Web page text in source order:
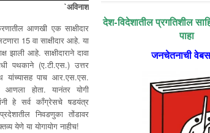
`अविनाश
आणखी एक साक्षीदार
15 वा साक्षीदार आहे. या
झाली आहे. साक्षीदाराने दावा
पथकाने (ए.टी.एस.) उत्तर
यांच्यासह पाच आर.एस.एस.
आणला होता. यानंतर योगी
हे सर्व काँग्रेसचे षडयंत्र
निवडणुका तोंडावर
येणे या योगायोग नाहीच!
देश-विदेशातील प्रगतिशील
पाहा
जनचेतनाची